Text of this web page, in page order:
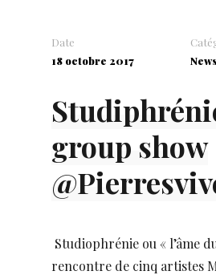
Date
18 octobre 2017
News
group show
Studiophrénie ou « l’âme
rencontre de cinq artistes